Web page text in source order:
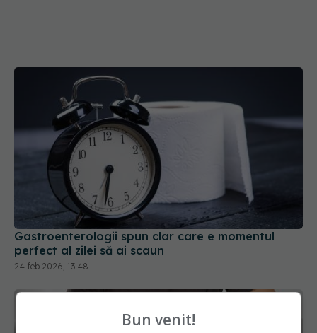
Gastroenterologii spun clar care e momentul
perfect al zilei să ai scaun
24 feb 2026, 13:48
Bun venit!